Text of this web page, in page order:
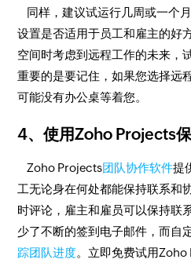
同样，建议试运行几周或一个
设置是否适用于员工和雇主的好
空间时考虑到远程工作的未来，
重要的是要记住，如果您选择远
可能没有办公桌等着您。
4、使用Zoho Projects
Zoho Projects团队协作软件提
工无论身在何处都能保持联系和
时评论，雇主和雇员可以保持联
少了不断的签到电子邮件，而自
踪团队进度。立即免费试用